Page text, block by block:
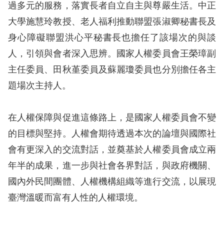
兒少版
回
首
頁
網
站
安
過多元的服務，落實長者自立自主與尊嚴生活。中正
大學施慧玲教授、老人福利推動聯盟張淑卿秘書長及
身心障礙聯盟洪心平秘書長也擔任了該場次的與談
人，引領與會者深入思辨。國家人權委員會王榮璋副
主任委員、田秋堇委員及蘇麗瓊委員也分別擔任各主
題場次主持人。
在人權保障與促進這條路上，是國家人權委員會不變
的目標與堅持。人權會期待透過本次的論壇與國際社
會有更深入的交流對話，並奠基於人權委員會成立兩
年半的成果，進一步與社會各界對話，與政府機關、
國內外民間團體、人權機構組織等進行交流，以展現
臺灣溫暖而富有人性的人權環境。